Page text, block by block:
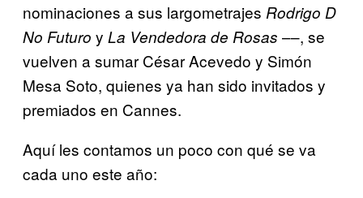
nominaciones a sus largometrajes Rodrigo D
No Futuro y La Vendedora de Rosas ––, se
vuelven a sumar César Acevedo y Simón
Mesa Soto, quienes ya han sido invitados y
premiados en Cannes.
Aquí les contamos un poco con qué se va
cada uno este año: